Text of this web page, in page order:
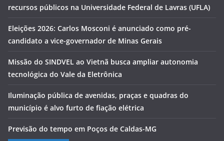
recursos públicos na Universidade Federal de Lavras (UFLA)
Eleições 2026: Carlos Mosconi é anunciado como pré-
candidato a vice-governador de Minas Gerais
Missão do SINDVEL ao Vietnã busca ampliar autonomia
tecnológica do Vale da Eletrônica
Iluminação pública de avenidas, praças e quadras do
município é alvo furto de fiação elétrica
Previsão do tempo em Poços de Caldas-MG